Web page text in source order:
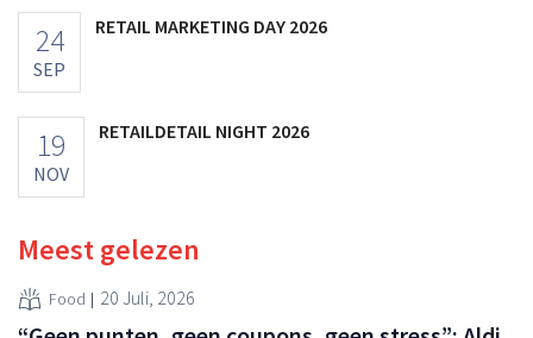
24
SEP
RETAIL MARKETING DAY 2026
19
NOV
RETAILDETAIL NIGHT 2026
Meest gelezen
Food 20 Juli, 2026